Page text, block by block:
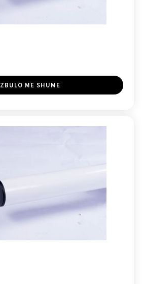
ZBULO ME SHUME